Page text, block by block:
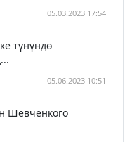
05.03.2023 17:54
түнүндө
05.06.2023 10:51
Шевченкого